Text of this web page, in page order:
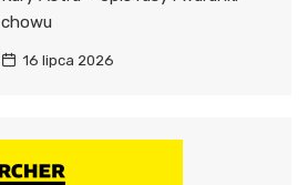
chowu
16 lipca 2026